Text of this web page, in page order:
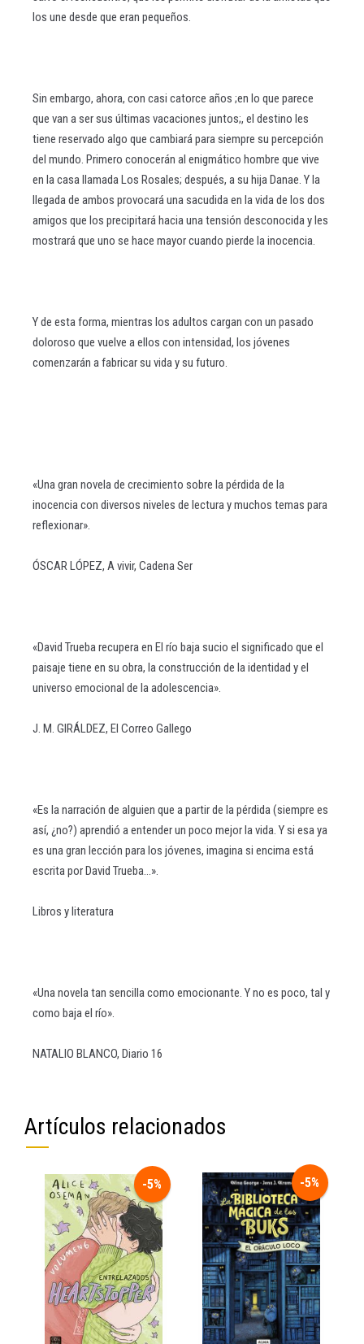
los une desde que eran pequeños.
Sin embargo, ahora, con casi catorce años ;en lo que parece
que van a ser sus últimas vacaciones juntos;, el destino les
tiene reservado algo que cambiará para siempre su percepción
del mundo. Primero conocerán al enigmático hombre que vive
en la casa llamada Los Rosales; después, a su hija Danae. Y la
llegada de ambos provocará una sacudida en la vida de los dos
amigos que los precipitará hacia una tensión desconocida y les
mostrará que uno se hace mayor cuando pierde la inocencia.
Y de esta forma, mientras los adultos cargan con un pasado
doloroso que vuelve a ellos con intensidad, los jóvenes
comenzarán a fabricar su vida y su futuro.
«Una gran novela de crecimiento sobre la pérdida de la
inocencia con diversos niveles de lectura y muchos temas para
reflexionar».
ÓSCAR LÓPEZ, A vivir, Cadena Ser
«David Trueba recupera en El río baja sucio el significado que el
paisaje tiene en su obra, la construcción de la identidad y el
universo emocional de la adolescencia».
J. M. GIRÁLDEZ, El Correo Gallego
«Es la narración de alguien que a partir de la pérdida (siempre es
así, ¿no?) aprendió a entender un poco mejor la vida. Y si esa ya
es una gran lección para los jóvenes, imagina si encima está
escrita por David Trueba...».
Libros y literatura
«Una novela tan sencilla como emocionante. Y no es poco, tal y
como baja el río».
NATALIO BLANCO, Diario 16
Artículos relacionados
-5% -5%